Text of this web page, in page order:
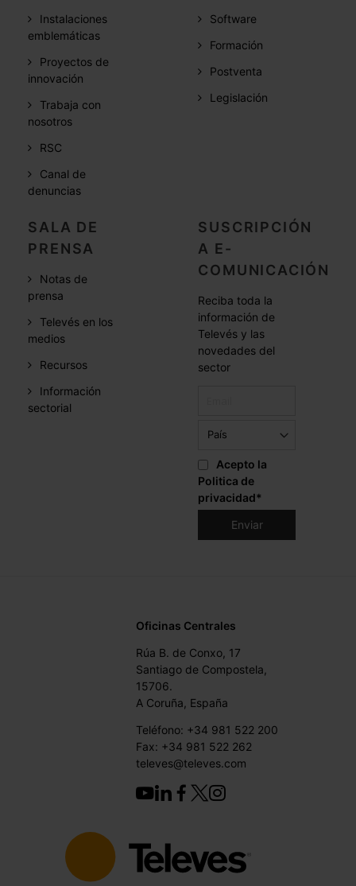
Instalaciones
emblemáticas
Proyectos de
innovación
Trabaja con
nosotros
RSC
Canal de
denuncias
Software
Formación
Postventa
Legislación
SALA DE
PRENSA
Notas de
prensa
Televés en los
medios
Recursos
Información
sectorial
SUSCRIPCIÓN
A E-
COMUNICACIÓN
Reciba toda la
información de
Televés y las
novedades del
sector
Acepto la
Politica de
privacidad*
Oficinas Centrales
Rúa B. de Conxo, 17
Santiago de Compostela,
15706.
A Coruña, España
Teléfono: +34 981 522 200
Fax: +34 981 522 262
televes@televes.com